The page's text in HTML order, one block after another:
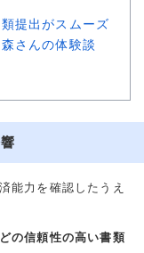
提出がスムーズ
さんの体験談
能力を確認したうえ
の信頼性の高い書類